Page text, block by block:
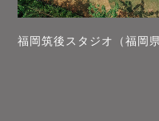
福岡筑後スタジオ（福岡県